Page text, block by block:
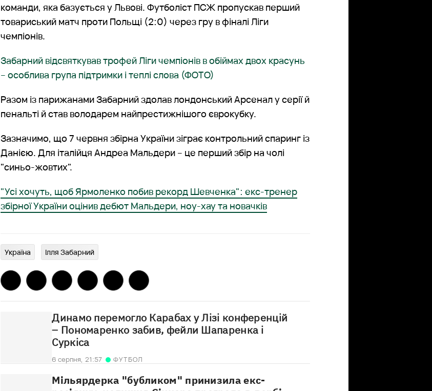
команди, яка базується у Львові. Футболіст ПСЖ пропускав перший
товариський матч проти Польщі (2:0) через гру в фіналі Ліги
чемпіонів.
Забарний відсвяткував трофей Ліги чемпіонів в обіймах двох красунь
– особлива група підтримки і теплі слова (ФОТО)
Разом із парижанами Забарний здолав лондонський Арсенал у серії й
пенальті й став володарем найпрестижнішого єврокубку.
Зазначимо, що 7 червня збірна України зіграє контрольний спаринг із
Данією. Для італійця Андреа Мальдери – це перший збір на чолі
"синьо-жовтих".
"Усі хочуть, щоб Ярмоленко побив рекорд Шевченка": екс-тренер
збірної України оцінив дебют Мальдери, ноу-хау та новачків
Україна Ілля Забарний
Динамо перемогло Карабах у Лізі конференцій
– Пономаренко забив, фейли Шапаренка і
Суркіса
6 серпня, 21:57 ФУТБОЛ
Мільярдерка "бубликом" принизила екс-